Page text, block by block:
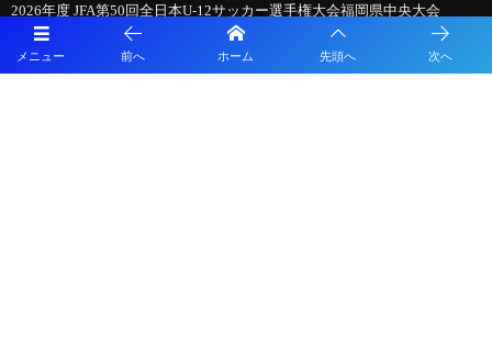
メニュー 前へ ホーム 先頭へ 次へ
2026年度 JFA第50回全日本U-12サッカー選手権大会福岡県中央大会
10/11開幕！組合せ募集